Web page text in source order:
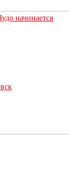
начинается